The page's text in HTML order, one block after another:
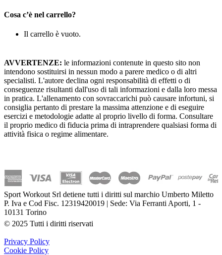
Cosa c’è nel carrello?
Il carrello è vuoto.
AVVERTENZE: le informazioni contenute in questo sito non
intendono sostituirsi in nessun modo a parere medico o di altri
specialisti. L'autore declina ogni responsabilità di effetti o di
conseguenze risultanti dall'uso di tali informazioni e dalla loro messa
in pratica. L'allenamento con sovraccarichi può causare infortuni, si
consiglia pertanto di prestare la massima attenzione e di eseguire
esercizi e metodologie adatte al proprio livello di forma. Consultare
il proprio medico di fiducia prima di intraprendere qualsiasi forma di
attività fisica o regime alimentare.
Sport Workout Srl detiene tutti i diritti sul marchio Umberto Miletto
P. Iva e Cod Fisc. 12319420019 | Sede: Via Ferranti Aporti, 1 -
10131 Torino
© 2025 Tutti i diritti riservati
Privacy Policy
Cookie Policy